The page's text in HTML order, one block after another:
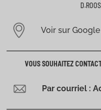
Voir sur
VOUS SOUHAITEZ
Par courriel :